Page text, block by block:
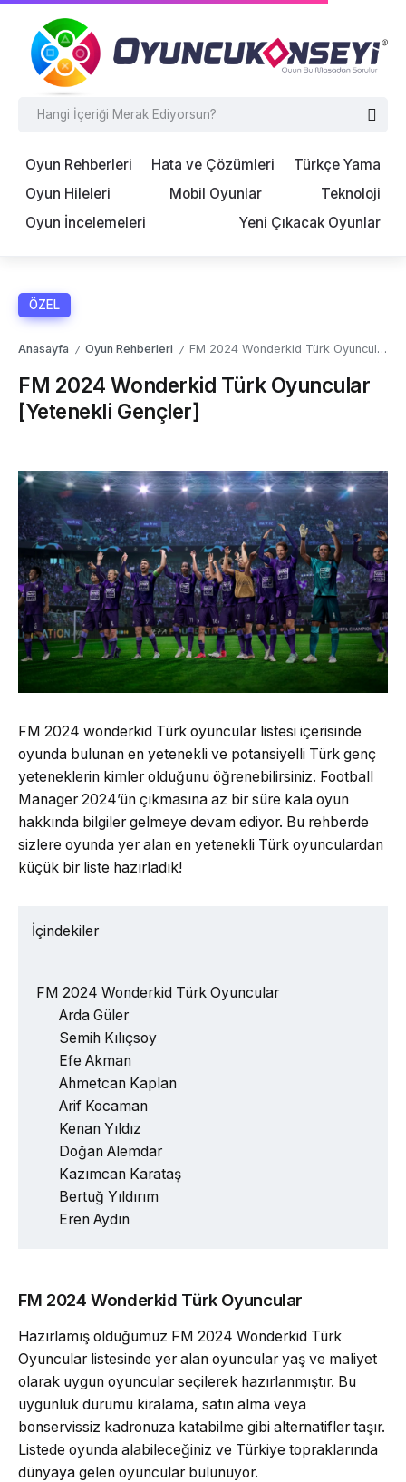
Oyun Rehberleri Hata ve Çözümleri
Türkçe Yama
Oyun Hileleri
Mobil Oyunlar
Teknoloji
Oyun İncelemeleri
Yeni Çıkacak Oyunlar
ÖZEL
Anasayfa / Oyun Rehberleri / FM 2024 Wonderkid Türk Oyuncular [Yetenekli Gençler]
FM 2024 Wonderkid Türk Oyuncular
[Yetenekli Gençler]
FM 2024 wonderkid Türk oyuncular listesi içerisinde
oyunda bulunan en yetenekli ve potansiyelli Türk genç
yeteneklerin kimler olduğunu öğrenebilirsiniz. Football
Manager 2024’ün çıkmasına az bir süre kala oyun
hakkında bilgiler gelmeye devam ediyor. Bu rehberde
sizlere oyunda yer alan en yetenekli Türk oyunculardan
küçük bir liste hazırladık!
İçindekiler
FM 2024 Wonderkid Türk Oyuncular
Arda Güler
Semih Kılıçsoy
Efe Akman
Ahmetcan Kaplan
Arif Kocaman
Kenan Yıldız
Doğan Alemdar
Kazımcan Karataş
Bertuğ Yıldırım
Eren Aydın
FM 2024 Wonderkid Türk Oyuncular
Hazırlamış olduğumuz FM 2024 Wonderkid Türk
Oyuncular listesinde yer alan oyuncular yaş ve maliyet
olarak uygun oyuncular seçilerek hazırlanmıştır. Bu
uygunluk durumu kiralama, satın alma veya
bonservissiz kadronuza katabilme gibi alternatifler taşır.
Listede oyunda alabileceğiniz ve Türkiye topraklarında
dünyaya gelen oyuncular bulunuyor.